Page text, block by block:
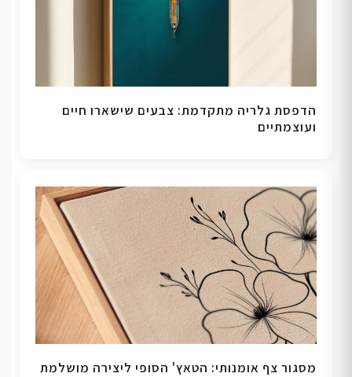
הדפסת גלריה מתקדמת: צבעים שישארו חיים
ועוצמתיים
מסגור צף אומנותי: הטאץ' הסופי ליצירה מושלמת